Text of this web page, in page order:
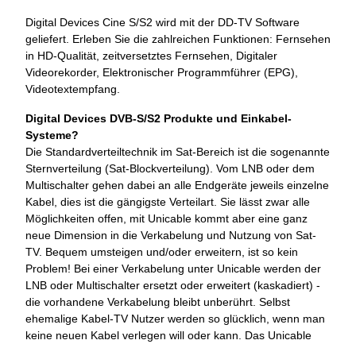
Digital Devices Cine S/S2 wird mit der DD-TV Software
geliefert. Erleben Sie die zahlreichen Funktionen: Fernsehen
in HD-Qualität, zeitversetztes Fernsehen, Digitaler
Videorekorder, Elektronischer Programmführer (EPG),
Videotextempfang.
Digital Devices DVB-S/S2 Produkte und Einkabel-
Systeme?
Die Standardverteiltechnik im Sat-Bereich ist die sogenannte
Sternverteilung (Sat-Blockverteilung). Vom LNB oder dem
Multischalter gehen dabei an alle Endgeräte jeweils einzelne
Kabel, dies ist die gängigste Verteilart. Sie lässt zwar alle
Möglichkeiten offen, mit Unicable kommt aber eine ganz
neue Dimension in die Verkabelung und Nutzung von Sat-
TV. Bequem umsteigen und/oder erweitern, ist so kein
Problem! Bei einer Verkabelung unter Unicable werden der
LNB oder Multischalter ersetzt oder erweitert (kaskadiert) -
die vorhandene Verkabelung bleibt unberührt. Selbst
ehemalige Kabel-TV Nutzer werden so glücklich, wenn man
keine neuen Kabel verlegen will oder kann. Das Unicable